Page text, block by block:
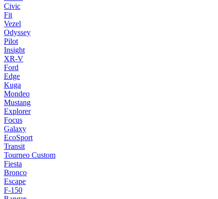
Civic
Fit
Vezel
Odyssey
Pilot
Insight
XR-V
Ford
Edge
Kuga
Mondeo
Mustang
Explorer
Focus
Galaxy
EcoSport
Transit
Tourneo Custom
Fiesta
Bronco
Escape
F-150